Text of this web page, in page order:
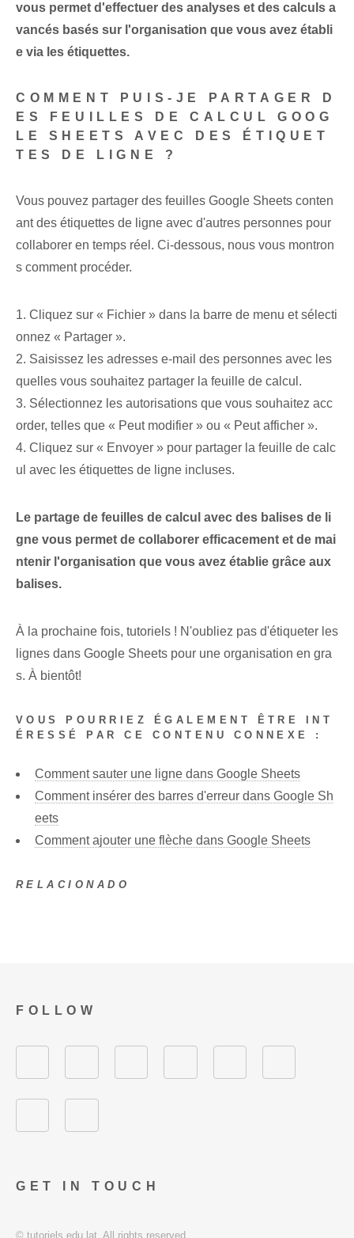
vous permet d'effectuer des analyses et des calculs ‌a
vancés‌ basés sur l'organisation que vous avez établi
e via les étiquettes.
COMMENT PUIS-JE PARTAGER D
ES FEUILLES DE CALCUL ‌GOOG
LE SHEETS‍ AVEC DES ÉTIQUET
TES DE LIGNE ?
Vous pouvez partager des feuilles Google Sheets conten
ant des étiquettes de ligne avec d'autres personnes pour
collaborer en temps réel. Ci-dessous, nous vous montron
s comment procéder.
1. Cliquez sur « Fichier » dans la barre de menu et sélecti
onnez « Partager ».
2. Saisissez les adresses e-mail des personnes avec les
quelles vous souhaitez partager la feuille de calcul.
3.⁣ Sélectionnez les autorisations que vous souhaitez acc
order, telles que « Peut modifier » ou « Peut afficher ».
4.⁢ Cliquez sur « Envoyer » pour partager la feuille de calc
ul avec les étiquettes de ligne incluses.
Le partage de feuilles de calcul avec des balises de li
gne vous permet de collaborer efficacement et de mai
ntenir l'organisation que vous avez établie grâce aux
balises.
À la prochaine fois, tutoriels !⁤ N'oubliez pas d'étiqueter les
lignes dans Google Sheets pour une organisation en gra
s. À bientôt!
VOUS POURRIEZ ÉGALEMENT ÊTRE INT
ÉRESSÉ PAR CE CONTENU CONNEXE :
Comment sauter une ligne dans Google Sheets
Comment insérer des barres d'erreur dans Google Sh
eets
Comment ajouter une flèche dans Google Sheets
RELACIONADO
GET IN TOUCH
FOLLOW
© tutoriels.edu.lat. All rights reserved